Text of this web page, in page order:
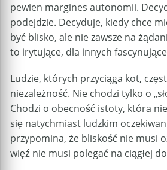
pewien margines autonomii.
podejdzie. Decyduje, kiedy chce
być blisko, ale nie zawsze na
to irytujące, dla innych
Ludzie, których przyciąga kot,
niezależność. Nie chodzi tylko o
Chodzi o obecność istoty, która
się natychmiast ludzkim
przypomina, że bliskość nie musi
więź nie musi polegać na ciągłej